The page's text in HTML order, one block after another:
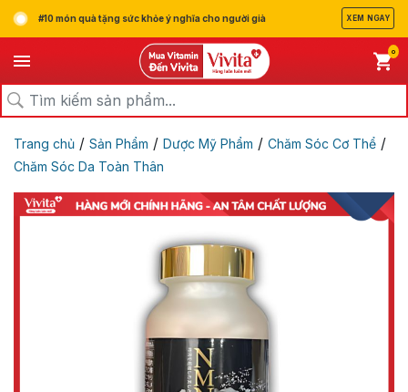
#10 món quà tặng sức khỏe ý nghĩa cho người già XEM NGAY
0
Trang chủ / Sản Phẩm / Dược Mỹ Phẩm / Chăm Sóc Cơ Thể /
Chăm Sóc Da Toàn Thân